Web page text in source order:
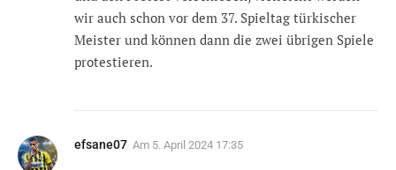
wir auch schon vor dem 37. Spieltag türkischer
Meister und können dann die zwei übrigen Spiele
protestieren.
efsane07 Am 5. April 2024 17:35